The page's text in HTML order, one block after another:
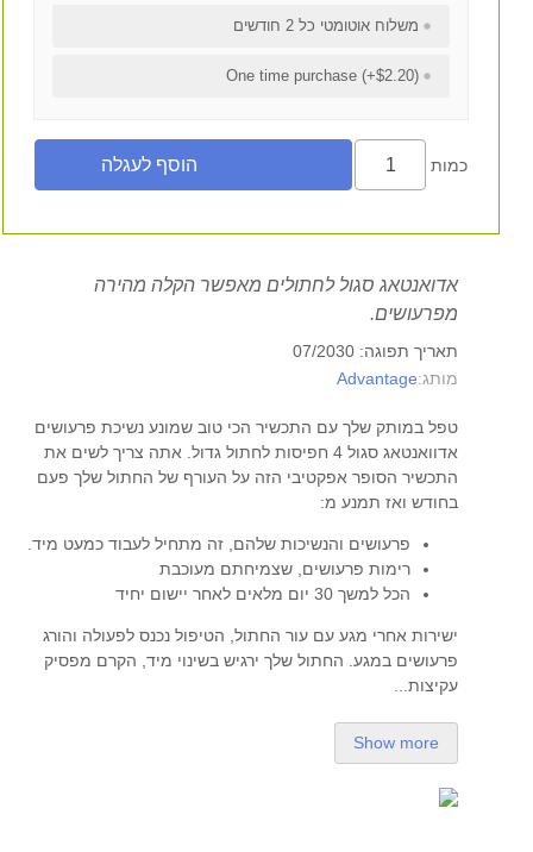
משלוח אוטומטי כל 2 חודשים
One time purchase (+$2.20)
כמות
אדואנטאג סגול לחתולים מאפשר הקלה מהירה
מפרעושים.
תאריך תפוגה: 07/2030
מותג:Advantage
טפל במותק שלך עם התכשיר הכי טוב שמונע נשיכת פרעושים
אדוואנטאג סגול 4 חפיסות לחתול גדול. אתה צריך לשים את
התכשיר הסופר אפקטיבי הזה על העורף של החתול שלך פעם
בחודש ואז תמנע מ:
פרעושים והנשיכות שלהם, זה מתחיל לעבוד כמעט מיד.
רימות פרעושים, שצמיחתם מעוכבת
הכל למשך 30 יום מלאים לאחר יישום יחיד
ישירות אחרי מגע עם עור החתול, הטיפול נכנס לפעולה והורג
פרעושים במגע. החתול שלך ירגיש בשינוי מיד, הקרם מפסיק
עקיצות...
Show more